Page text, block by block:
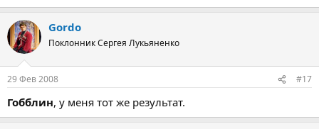
Gordo
Поклонник Сергея Лукьяненко
29 Фев 2008 #17
Гобблин, у меня тот же результат.